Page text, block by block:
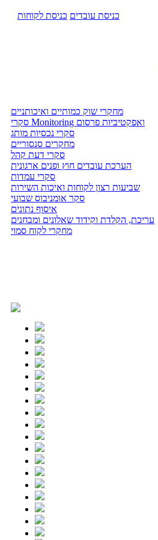
כניסת לקוחות כניסת עובדים
מחקרי שוק כמותיים ואיכותניים
סקרי Monitoring ואפקטיביות פרסום
סקרי נכסיות מותג
מחקרים סנסוריים
סקרי דעת קהל
הערכת עובדים חוץ ופנים ארגונית
סקרי עמדות
שביעות רצון לקוחות ואיכות השירות
סקר אומניבוס שבועי
איסוף נתונים
עריכת, הקלדת וקידוד שאלונים ומבחנים
מחקרי לקוח סמוי